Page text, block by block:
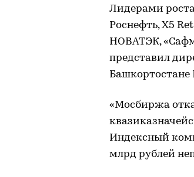
Лидерами
Роснефть, X5
НОВАТЭК,
представил
Башкортостане
«Мосбиржа
Индексный
млрд рублей